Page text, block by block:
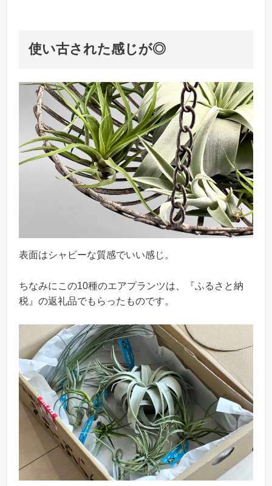
使い古された感じが◎
表面はシャビーな質感でいい感じ。
ちなみにこの10種のエアプランツは、『ふるさと納
税』の返礼品でもらったものです。